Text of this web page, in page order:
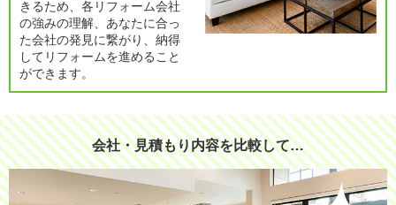
きるため、各リフォーム会社
の強みの理解、あなたに合っ
た会社の発見に繋がり、納得
してリフォームを進めること
ができます。
会社・見積もり内容を比較して…